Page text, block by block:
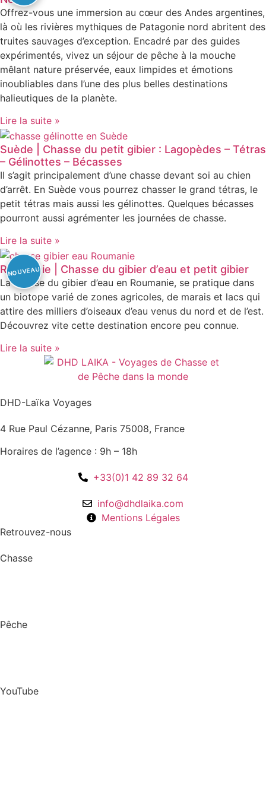
Offrez-vous une immersion au cœur des Andes argentines,
là où les rivières mythiques de Patagonie nord abritent des
truites sauvages d’exception. Encadré par des guides
expérimentés, vivez un séjour de pêche à la mouche
mêlant nature préservée, eaux limpides et émotions
inoubliables dans l’une des plus belles destinations
halieutiques de la planète.
Lire la suite »
Suède | Chasse du petit gibier : Lagopèdes – Tétras
– Gélinottes – Bécasses
Il s’agit principalement d’une chasse devant soi au chien
d’arrêt. En Suède vous pourrez chasser le grand tétras, le
petit tétras mais aussi les gélinottes. Quelques bécasses
pourront aussi agrémenter les journées de chasse.
Lire la suite »
Roumanie | Chasse du gibier d’eau et petit gibier
La chasse du gibier d’eau en Roumanie, se pratique dans
un biotope varié de zones agricoles, de marais et lacs qui
attire des milliers d’oiseaux d’eau venus du nord et de l’est.
Découvrez vite cette destination encore peu connue.
Lire la suite »
DHD-Laïka Voyages
4 Rue Paul Cézanne, Paris 75008, France
Horaires de l’agence : 9h – 18h
+33(0)1 42 89 32 64
info@dhdlaika.com
Mentions Légales
Retrouvez-nous
Chasse
Pêche
YouTube